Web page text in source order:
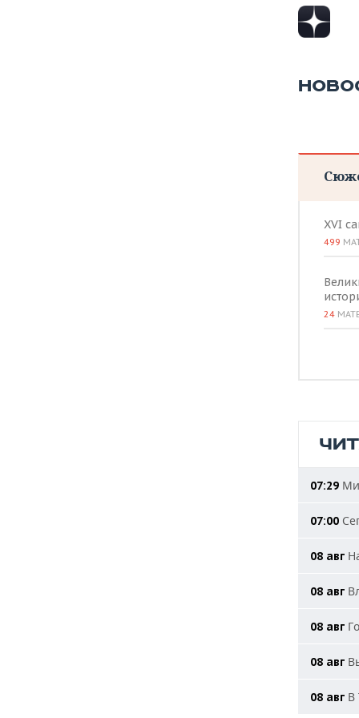
XVI
499
24
07:29
07:00
08 авг
08 авг
08 авг
08 авг
08 авг В